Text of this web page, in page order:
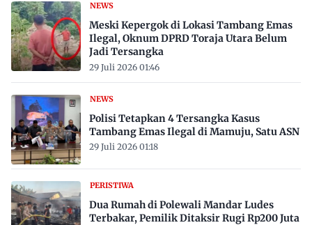
NEWS
Meski Kepergok di Lokasi Tambang Emas
Ilegal, Oknum DPRD Toraja Utara Belum
Jadi Tersangka
29 Juli 2026 01:46
NEWS
Polisi Tetapkan 4 Tersangka Kasus
Tambang Emas Ilegal di Mamuju, Satu ASN
29 Juli 2026 01:18
PERISTIWA
Dua Rumah di Polewali Mandar Ludes
Terbakar, Pemilik Ditaksir Rugi Rp200 Juta